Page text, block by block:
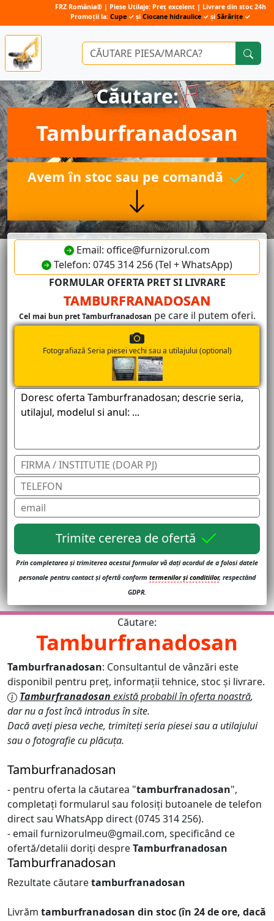
Căutare:
Tamburfranadosan
Avem în stoc sau pe comandă
Email: office@furnizorul.com
Telefon: 0745 314 256 (Tel + WhatsApp)
FORMULAR OFERTA PRET SI LIVRARE
TAMBURFRANADOSAN
Cel mai bun pret Tamburfranadosan pe care il putem oferi.
Fotografiază Seria piesei vechi sau a utilajului (optional)
Trimite cererea de ofertă
Prin completarea și trimiterea acestui formular vă dați acordul de a folosi datele
personale pentru contact și ofertă conform termenilor și conditiilor, respectând
GDPR.
Căutare:
Tamburfranadosan
Tamburfranadosan: Consultantul de vânzări este
disponibil pentru preț, informații tehnice, stoc și livrare.
Tamburfranadosan există probabil în oferta noastră,
dar nu a fost încă introdus în site.
Dacă aveți piesa veche, trimiteți seria piesei sau a utilajului
sau o fotografie cu plăcuța.
Tamburfranadosan
- pentru oferta la căutarea "tamburfranadosan",
completați formularul sau folosiți butoanele de telefon
direct sau WhatsApp direct (0745 314 256).
- email furnizorulmeu@gmail.com, specificând ce
ofertă/detalii doriți despreTamburfranadosan
Tamburfranadosan
Rezultate căutaretamburfranadosan
Livrăm tamburfranadosan din stoc (în 24 de ore, dacă
FRZ România® | Piese Utilaje: Preț excelent | Livrare din stoc 24h
Promoții la: Cupe ✓ și Ciocane hidraulice ✓ și Sărărițe ✓